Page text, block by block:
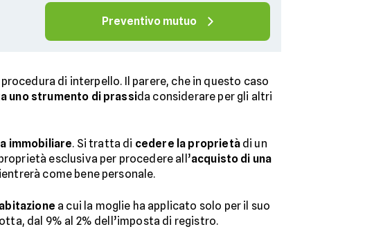
Preventivo mutuo
di interpello. Il parere, che in questo caso
uno strumento di prassida considerare per gli altri
immobiliare. Si tratta di cedere la proprietàdi un
esclusiva per procedere all’acquisto di una
come bene personale.
a cui la moglie ha applicato solo per il suo
dal 9% al 2% dell’imposta di registro.